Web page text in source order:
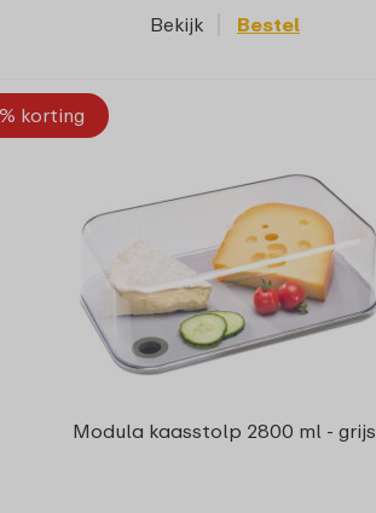
Bekijk Bestel
korting
Modula kaasstolp 2800 ml - grijs